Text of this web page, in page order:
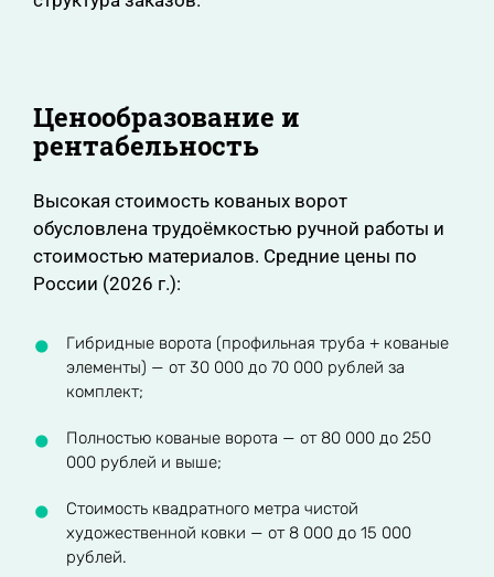
Ценообразование и
рентабельность
Высокая стоимость кованых ворот
обусловлена трудоёмкостью ручной работы и
стоимостью материалов. Средние цены по
России (2026 г.):
Гибридные ворота (профильная труба + кованые
элементы) — от 30 000 до 70 000 рублей за
комплект;
Полностью кованые ворота — от 80 000 до 250
000 рублей и выше;
Стоимость квадратного метра чистой
художественной ковки — от 8 000 до 15 000
рублей.